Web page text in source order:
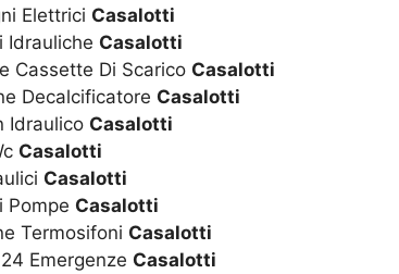
Elettrici Casalotti
Idrauliche Casalotti
Cassette Di Scarico Casalotti
Decalcificatore Casalotti
Idraulico Casalotti
Casalotti
Casalotti
Pompe Casalotti
Termosifoni Casalotti
Emergenze Casalotti